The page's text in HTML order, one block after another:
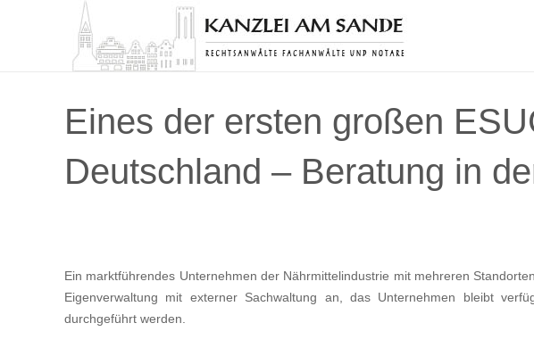
Eines der ersten großen
Deutschland – Beratung in
Ein marktführendes Unternehmen der Nährmittelindustrie mit mehreren
Eigenverwaltung mit externer Sachwaltung an, das Unternehmen bleibt
durchgeführt werden.